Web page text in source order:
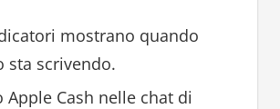
mostrano quando
sta scrivendo.
Apple Cash nelle chat di